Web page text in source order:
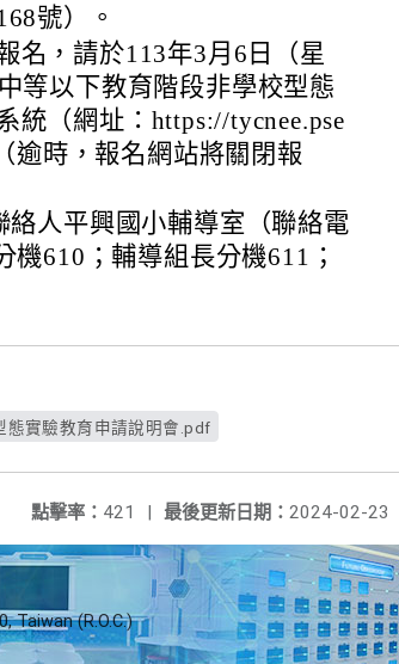
號）。
名，請於113年3月6日（星
等以下教育階段非學校型態
統（網址：https://tycnee.pse
逾時，報名網站將關閉報
人平興國小輔導室（聯絡電
610；輔導組長分機611；
態實驗教育申請說明會.pdf
最後更新日期： 2024-02-23
點擊率： 421 |
Taiwan (R.O.C.)